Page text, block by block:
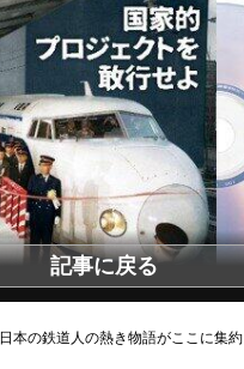
記事に戻る
日本の鉄道人の熱き物語がここに集約